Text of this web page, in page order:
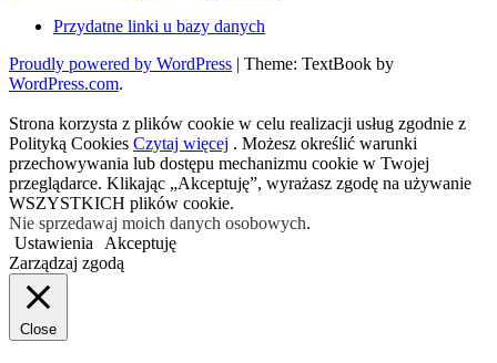
Przydatne linki u bazy danych
Proudly powered by WordPress | Theme: TextBook by
WordPress.com.
Strona korzysta z plików cookie w celu realizacji usług zgodnie z
Polityką Cookies Czytaj więcej . Możesz określić warunki
przechowywania lub dostępu mechanizmu cookie w Twojej
przeglądarce. Klikając „Akceptuję”, wyrażasz zgodę na używanie
WSZYSTKICH plików cookie.
Nie sprzedawaj moich danych osobowych.
Ustawienia
Akceptuję
Zarządzaj zgodą
Close